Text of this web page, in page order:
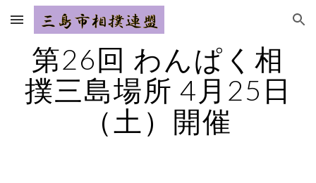
Skip to main content Skip to navigation
第26回 わんぱく相
撲三島場所 4月25日
（土）開催